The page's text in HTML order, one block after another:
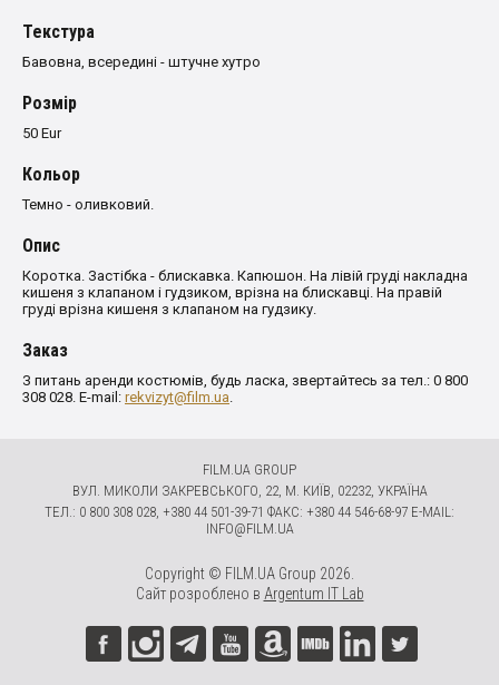
Текстура
Бавовна, всередині - штучне хутро
Розмiр
50 Eur
Кольор
Темно - оливковий.
Опис
Коротка. Застібка - блискавка. Капюшон. На лівій груді накладна
кишеня з клапаном і гудзиком, врізна на блискавці. На правій
груді врізна кишеня з клапаном на гудзику.
Заказ
З питань аренди костюмів, будь ласка, звертайтесь за тел.: 0 800
308 028. E-mail: rekvizyt@film.ua.
FILM.UA GROUP
ВУЛ. МИКОЛИ ЗАКРЕВСЬКОГО, 22, М. КИЇВ, 02232, УКРАЇНА
ТЕЛ.: 0 800 308 028, +380 44 501-39-71 ФАКС: +380 44 546-68-97 E-MAIL:
INFO@FILM.UA
Copyright © FILM.UA Group 2026.
Сайт розроблено в Argentum IT Lab